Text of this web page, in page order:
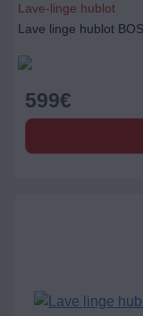
Lave linge hublot